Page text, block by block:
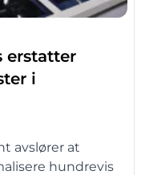
erstatter
i
avslører at
hundrevis